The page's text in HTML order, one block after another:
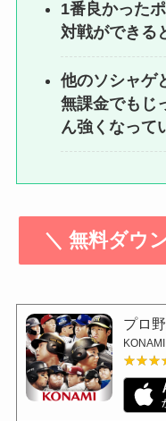
1番良かった
対戦ができる
他のソシャゲ
無課金でもじ
ん強くなって
＼ 無料ダウ
プロ
KONAMI